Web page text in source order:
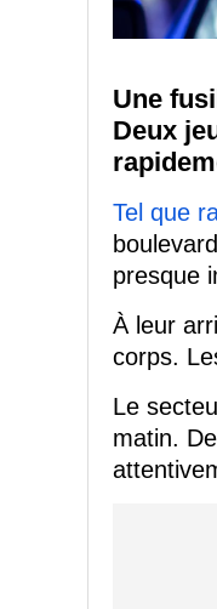
Une
Deux
Tel que
presque
À leur
corps.
Le
matin.